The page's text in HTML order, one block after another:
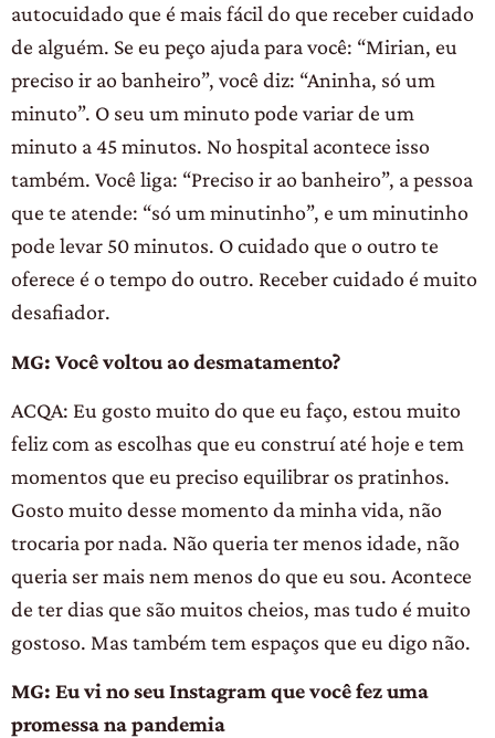
autocuidado que é mais fácil do que receber cuidado
de alguém. Se eu peço ajuda para você: “Mirian, eu
preciso ir ao banheiro”, você diz: “Aninha, só um
minuto”. O seu um minuto pode variar de um
minuto a 45 minutos. No hospital acontece isso
também. Você liga: “Preciso ir ao banheiro”, a pessoa
que te atende: “só um minutinho”, e um minutinho
pode levar 50 minutos. O cuidado que o outro te
oferece é o tempo do outro. Receber cuidado é muito
desafiador.
MG: Você voltou ao desmatamento?
ACQA: Eu gosto muito do que eu faço, estou muito
feliz com as escolhas que eu construí até hoje e tem
momentos que eu preciso equilibrar os pratinhos.
Gosto muito desse momento da minha vida, não
trocaria por nada. Não queria ter menos idade, não
queria ser mais nem menos do que eu sou. Acontece
de ter dias que são muitos cheios, mas tudo é muito
gostoso. Mas também tem espaços que eu digo não.
MG: Eu vi no seu Instagram que você fez uma
promessa na pandemia